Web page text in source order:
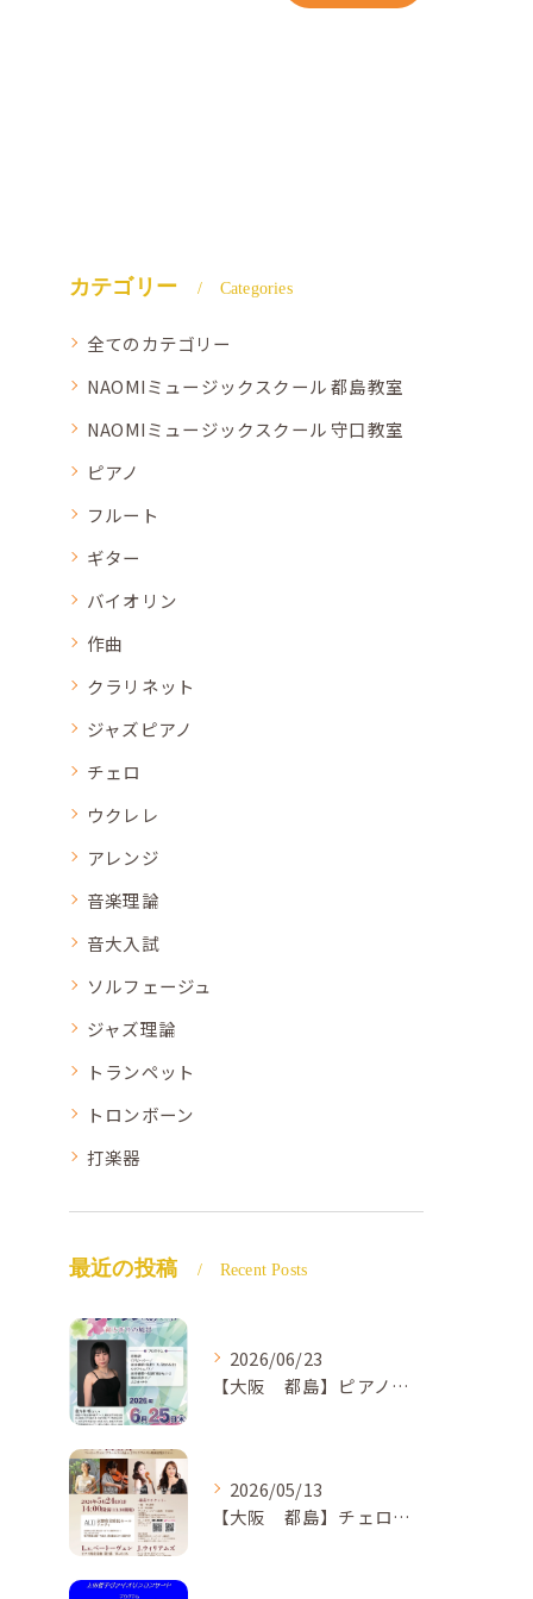
カテゴリー Categories
全てのカテゴリー
NAOMIミュージックスクール 都島教室
NAOMIミュージックスクール 守口教室
ピアノ
フルート
ギター
バイオリン
作曲
クラリネット
ジャズピアノ
チェロ
ウクレレ
アレンジ
音楽理論
音大入試
ソルフェージュ
ジャズ理論
トランペット
トロンボーン
打楽器
最近の投稿 Recent Posts
2026/06/23
【大阪 都島】ピアノ教室ならNAOMIミュージックスクール ピアノ講師 佐々木唯先生のコンサートのご案内🎵
2026/05/13
【大阪 都島】チェロ教室 NAOMIミュージックスクール❣️チェリスト中島紗理先生のコンサートのご案内🎵